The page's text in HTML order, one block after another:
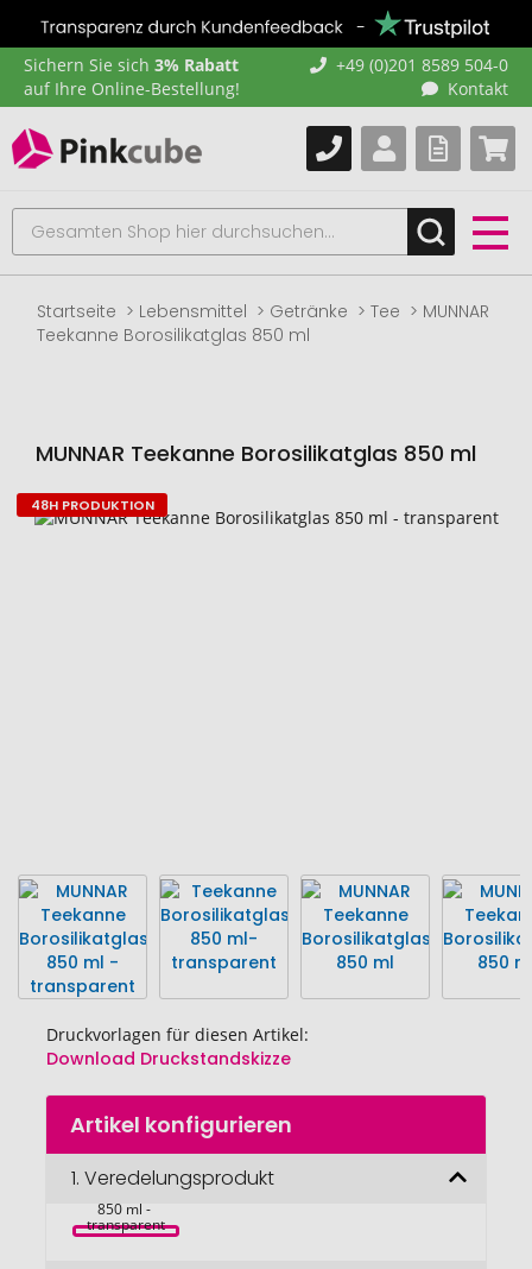
Sichern Sie sich 3% Rabatt
auf Ihre Online-Bestellung!
+49 (0)201 8589 504-0
Kontakt
Startseite Lebensmittel Getränke Tee
MUNNAR
Teekanne Borosilikatglas 850 ml
MUNNAR Teekanne Borosilikatglas 850 ml
Zum
Druckvorlagen für diesen Artikel:
Download Druckstandskizze
Zum
Anfang
Bildgalerie
48H PRODUKTION
Artikel konfigurieren
1. Veredelungsprodukt
Teekanne
850 ml -
transparent